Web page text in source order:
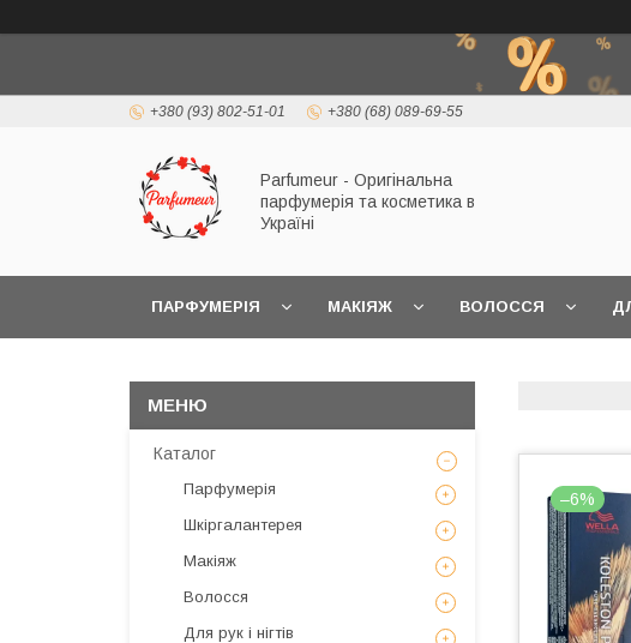
+380 (93) 802-51-01 +380 (68) 089-69-55
Parfumeur - Оригінальна
парфумерія та косметика в
Україні
ПАРФУМЕРІЯ МАКІЯЖ ВОЛОССЯ
–6%
Каталог
Парфумерія
Шкіргалантерея
Макіяж
Волосся
Для рук і нігтів